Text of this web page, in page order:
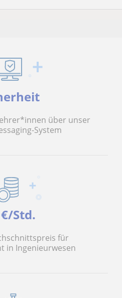
über unser
System
Std.
für
in Ingenieurwesen